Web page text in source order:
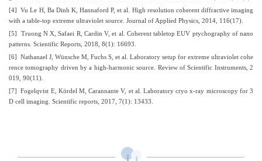
[4] Vu Le H, Ba Dinh K, Hannaford P, et al. High resolution coherent diffractive imaging
with a table-top extreme ultraviolet source. Journal of Applied Physics, 2014, 116(17).
[5] Truong N X, Safaei R, Cardin V, et al. Coherent tabletop EUV ptychography of nano
patterns. Scientific Reports, 2018, 8(1): 16693.
[6] Nathanael J, Wünsche M, Fuchs S, et al. Laboratory setup for extreme ultraviolet cohe
rence tomography driven by a high-harmonic source. Review of Scientific Instruments, 2
019, 90(11).
[7] Fogelqvist E, Kördel M, Carannante V, et al. Laboratory cryo x-ray microscopy for 3
D cell imaging. Scientific reports, 2017, 7(1): 13433.